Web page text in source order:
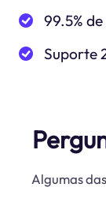
99.5%
Suporte
Algumas